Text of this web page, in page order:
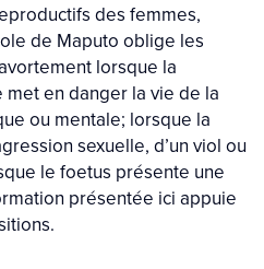
des femmes,
de Maputo oblige les
lorsque la
en danger la vie de la
ou mentale; lorsque la
sexuelle, d’un viol ou
le foetus présente une
présentée ici appuie